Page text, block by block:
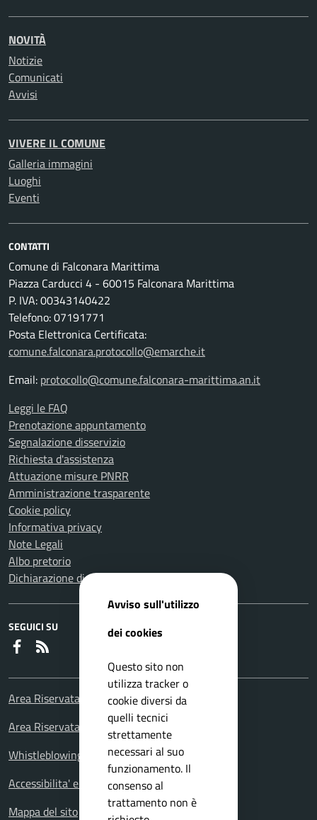
NOVITÀ
Notizie
Comunicati
Avvisi
VIVERE IL COMUNE
Galleria immagini
Luoghi
Eventi
CONTATTI
Comune di Falconara Marittima
Piazza Carducci 4 - 60015 Falconara Marittima
P. IVA: 00343140422
Telefono: 07191771
Posta Elettronica Certificata:
comune.falconara.protocollo@emarche.it
Email: protocollo@comune.falconara-marittima.an.it
Leggi le FAQ
Prenotazione appuntamento
Segnalazione disservizio
Richiesta d'assistenza
Attuazione misure PNRR
Amministrazione trasparente
Cookie policy
Informativa privacy
Note Legali
Albo pretorio
Dichiarazione di accessibilità
SEGUICI SU
Faceboook
Area Riservata Consiglieri Comunali
Area Riservata Polizia Locale
Whistleblowing – Segnalazioni illeciti
Accessibilita' e meccanismo di feedback
Mappa del sito
Avviso sull'utilizzo
dei cookies
Questo sito non
utilizza tracker o
cookie diversi da
quelli tecnici
strettamente
necessari al suo
funzionamento. Il
consenso al
trattamento non è